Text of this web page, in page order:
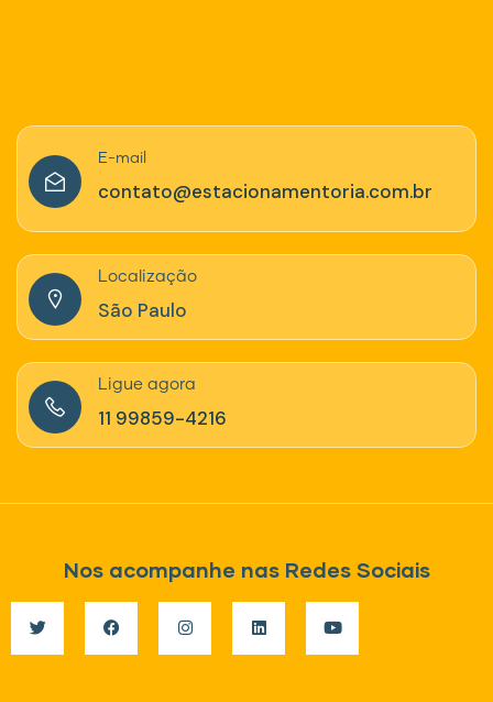
E-mail
contato@estacionamentoria.com.br
Localização
São Paulo
Ligue agora
11 99859-4216‬
Nos acompanhe nas Redes Sociais